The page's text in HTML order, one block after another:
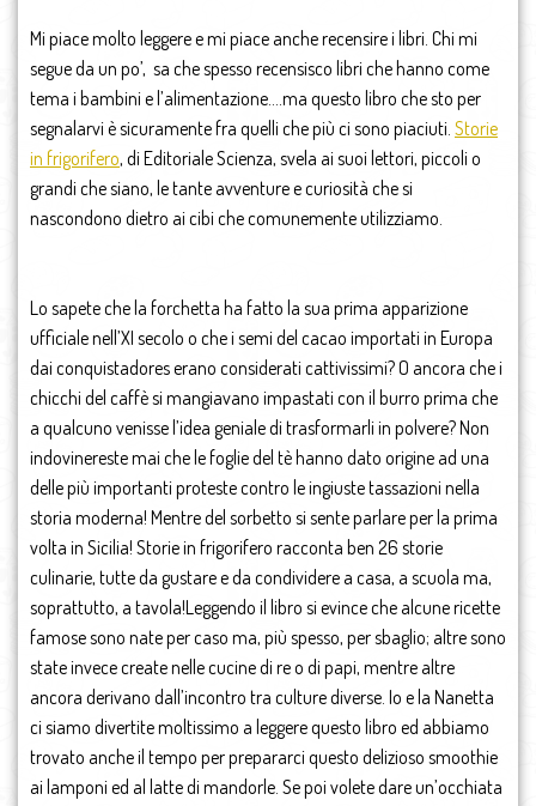
Mi piace molto leggere e mi piace anche recensire i libri. Chi mi
segue da un po’, sa che spesso recensisco libri che hanno come
tema i bambini e l’alimentazione….ma questo libro che sto per
segnalarvi è sicuramente fra quelli che più ci sono piaciuti. Storie
in frigorifero, di Editoriale Scienza, svela ai suoi lettori, piccoli o
grandi che siano, le tante avventure e curiosità che si
nascondono dietro ai cibi che comunemente utilizziamo.
Lo sapete che la forchetta ha fatto la sua prima apparizione
ufficiale nell’XI secolo o che i semi del cacao importati in Europa
dai conquistadores erano considerati cattivissimi? O ancora che i
chicchi del caffè si mangiavano impastati con il burro prima che
a qualcuno venisse l’idea geniale di trasformarli in polvere? Non
indovinereste mai che le foglie del tè hanno dato origine ad una
delle più importanti proteste contro le ingiuste tassazioni nella
storia moderna! Mentre del sorbetto si sente parlare per la prima
volta in Sicilia! Storie in frigorifero racconta ben 26 storie
culinarie, tutte da gustare e da condividere a casa, a scuola ma,
soprattutto, a tavola!Leggendo il libro si evince che alcune ricette
famose sono nate per caso ma, più spesso, per sbaglio; altre sono
state invece create nelle cucine di re o di papi, mentre altre
ancora derivano dall’incontro tra culture diverse. Io e la Nanetta
ci siamo divertite moltissimo a leggere questo libro ed abbiamo
trovato anche il tempo per prepararci questo delizioso smoothie
ai lamponi ed al latte di mandorle. Se poi volete dare un’occhiata